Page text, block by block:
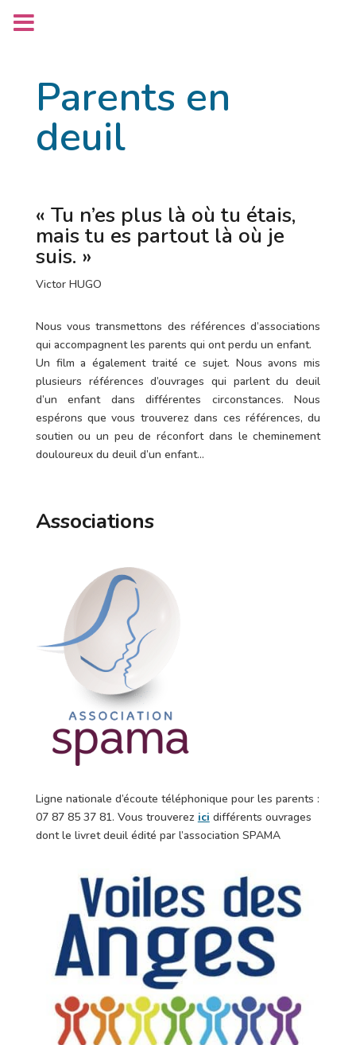
Parents en
deuil
« Tu n’es plus là où tu étais,
mais tu es partout là où je
suis. »
Victor HUGO
Nous vous transmettons des références d’associations
qui accompagnent les parents qui ont perdu un enfant.
Un film a également traité ce sujet. Nous avons mis
plusieurs références d’ouvrages qui parlent du deuil
d’un enfant dans différentes circonstances. Nous
espérons que vous trouverez dans ces références, du
soutien ou un peu de réconfort dans le cheminement
douloureux du deuil d’un enfant…
Associations
Ligne nationale d’écoute téléphonique pour les parents :
07 87 85 37 81. Vous trouverez ici différents ouvrages
dont le livret deuil édité par l’association SPAMA